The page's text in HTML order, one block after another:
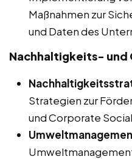
Maßnahmen zur
und Daten des
Nachhaltigkeits- und
Strategien zur
und Corporate